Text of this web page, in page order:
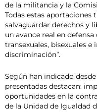
de la militancia y la
Todas estas aportaciones
salvaguardar derechos y
un avance real en
transexuales, bisexuales
discriminación”.
Según han indicado
presentadas destacan:
oportunidades en la
de la Unidad de Igualdad